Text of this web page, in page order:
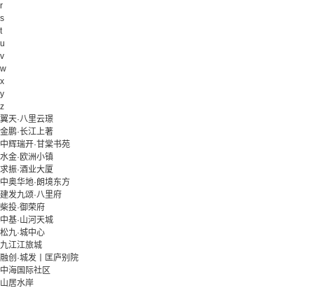
r
s
t
u
v
w
x
y
z
翼天·八里云璟
金鹏·长江上著
中辉瑞开·甘棠书苑
水金·欧洲小镇
求振·酒业大厦
中奥华地·朗境东方
建发九颂·八里府
柴投·御荣府
中基·山河天城
松九·城中心
九江江旅城
融创·城发丨匡庐别院
中海国际社区
山居水岸